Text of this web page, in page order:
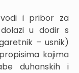
i pribor za
u dodir s
– usnik)
kojima
duhanskih i